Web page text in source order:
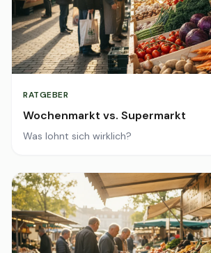
RATGEBER
Wochenmarkt vs. Supermarkt
Was lohnt sich wirklich?